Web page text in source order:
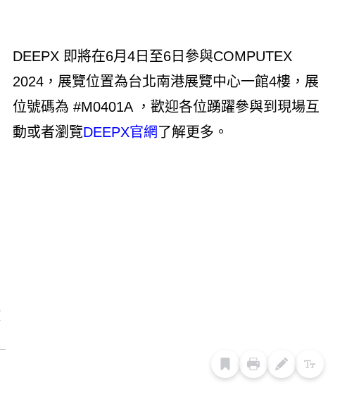
DEEPX 即將在6月4日至6日參與COMPUTEX
2024，展覽位置為台北南港展覽中心一館4樓，展
位號碼為 #M0401A ，歡迎各位踴躍參與到現場互
動或者瀏覽DEEPX官網 了解更多。